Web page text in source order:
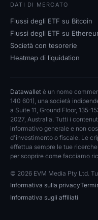
DATI DI MERCATO
Flussi degli ETF su Bitcoin
Flussi degli ETF su
Società con tesorerie
Heatmap di liquidation
Datawallet è un nome
140 601), una società
a Suite 11, Ground Floor, 135-
2027, Australia. Tutti i
informativo generale e non
d'investimento o fiscale. Le
effettua sempre le tue
per scoprire come facciamo
© 2026 EVM Media Pty Ltd.
Informativa sulla privacy
Informativa sugli affiliati